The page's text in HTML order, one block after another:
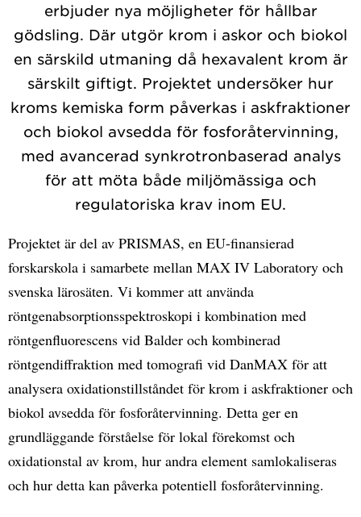
erbjuder nya möjligheter för hållbar
gödsling. Där utgör krom i askor och biokol
en särskild utmaning då hexavalent krom är
särskilt giftigt. Projektet undersöker hur
kroms kemiska form påverkas i askfraktioner
och biokol avsedda för fosforåtervinning,
med avancerad synkrotronbaserad analys
för att möta både miljömässiga och
regulatoriska krav inom EU.
Projektet är del av PRISMAS, en EU-finansierad
forskarskola i samarbete mellan MAX IV Laboratory och
svenska lärosäten. Vi kommer att använda
röntgenabsorptionsspektroskopi i kombination med
röntgenfluorescens vid Balder och kombinerad
röntgendiffraktion med tomografi vid DanMAX för att
analysera oxidationstillståndet för krom i askfraktioner och
biokol avsedda för fosforåtervinning. Detta ger en
grundläggande förståelse för lokal förekomst och
oxidationstal av krom, hur andra element samlokaliseras
och hur detta kan påverka potentiell fosforåtervinning.